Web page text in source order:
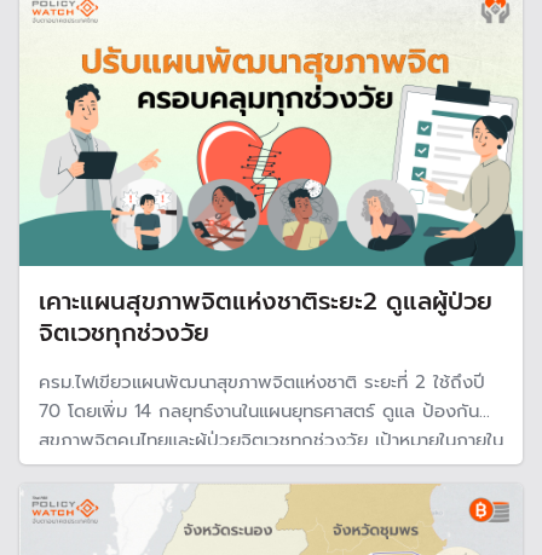
เคาะแผนสุขภาพจิตแห่งชาติระยะ2 ดูแลผู้ป่วย
จิตเวชทุกช่วงวัย
ครม.ไฟเขียวแผนพัฒนาสุขภาพจิตแห่งชาติ ระยะที่ 2 ใช้ถึงปี
70 โดยเพิ่ม 14 กลยุทธ์งานในแผนยุทธศาสตร์ ดูแล ป้องกัน
สุขภาพจิตคนไทยและผู้ป่วยจิตเวชทุกช่วงวัย เป้าหมายในภายใน
ปี 80 ทำให้เด็กมีความฉลาดทางสติปัญญา (IQ) มากกว่า 105